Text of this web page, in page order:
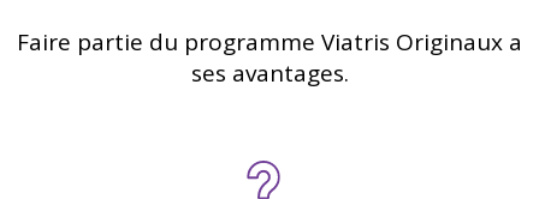
Faire partie du programme Viatris Originaux a
ses avantages.